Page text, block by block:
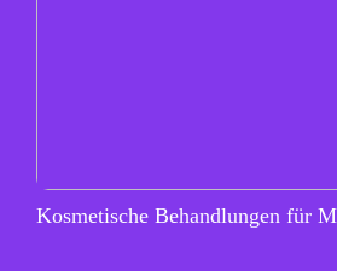
Kosmetische Behandlungen für